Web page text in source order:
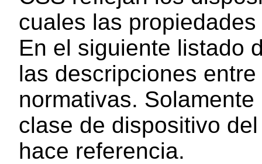
cuales las
En el siguiente listado
las descripciones
normativas.
clase de dispositivo
hace referencia.